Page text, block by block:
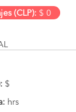
(CLP): $ 0
$
hrs